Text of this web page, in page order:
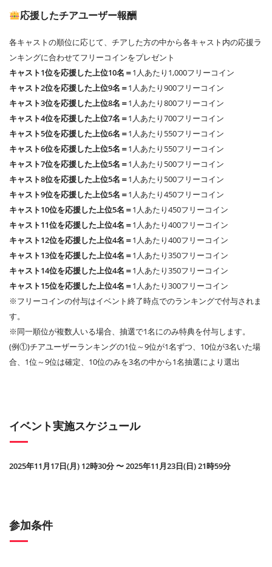
応援したチアユーザー報酬
各キャストの順位に応じて、チアした方の中から各キャスト内の応援ラ
ンキングに合わせてフリーコインをプレゼント
キャスト1位を応援した上位10名＝1人あたり1,000フリーコイン
キャスト2位を応援した上位9名＝1人あたり900フリーコイン
キャスト3位を応援した上位8名＝1人あたり800フリーコイン
キャスト4位を応援した上位7名＝1人あたり700フリーコイン
キャスト5位を応援した上位6名＝1人あたり550フリーコイン
キャスト6位を応援した上位5名＝1人あたり550フリーコイン
キャスト7位を応援した上位5名＝1人あたり500フリーコイン
キャスト8位を応援した上位5名＝1人あたり500フリーコイン
キャスト9位を応援した上位5名＝1人あたり450フリーコイン
キャスト10位を応援した上位5名＝1人あたり450フリーコイン
キャスト11位を応援した上位4名＝1人あたり400フリーコイン
キャスト12位を応援した上位4名＝1人あたり400フリーコイン
キャスト13位を応援した上位4名＝1人あたり350フリーコイン
キャスト14位を応援した上位4名＝1人あたり350フリーコイン
キャスト15位を応援した上位4名＝1人あたり300フリーコイン
※フリーコインの付与はイベント終了時点でのランキングで付与されま
す。
※同一順位が複数人いる場合、抽選で1名にのみ特典を付与します。
(例①)チアユーザーランキングの1位～9位が1名ずつ、10位が3名いた場
合、1位～9位は確定、10位のみを3名の中から1名抽選により選出
イベント実施スケジュール
2025年11月17日(月) 12時30分 〜 2025年11月23日(日) 21時59分
参加条件